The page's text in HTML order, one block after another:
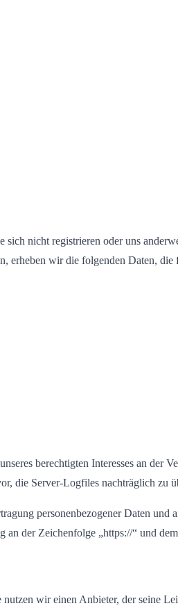
nicht registrieren oder uns
erheben wir die folgenden Daten,
berechtigten Interesses an der
die Server-Logfiles nachträglich
personenbezogener Daten
der Zeichenfolge „https://“ und
wir einen Anbieter, der seine